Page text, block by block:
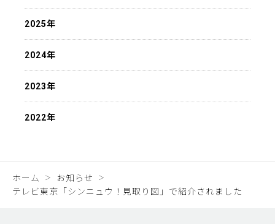
2025年
2024年
2023年
2022年
ホーム
お知らせ
テレビ東京「シンニュウ！見取り図」で紹介されました